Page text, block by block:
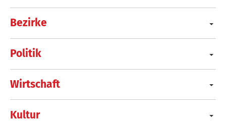
Bezirke
Politik
Wirtschaft
Kultur